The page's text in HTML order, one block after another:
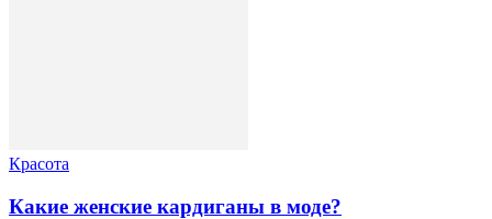
Красота
Какие женские кардиганы в моде?